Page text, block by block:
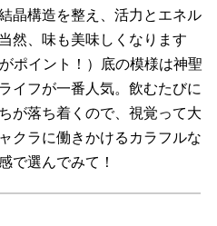
晶構造を整え、活力とエネル
然、味も美味しくなります
ポイント！）底の模様は神聖
イフが一番人気。飲むたびに
が落ち着くので、視覚って大
クラに働きかけるカラフルな
で選んでみて！